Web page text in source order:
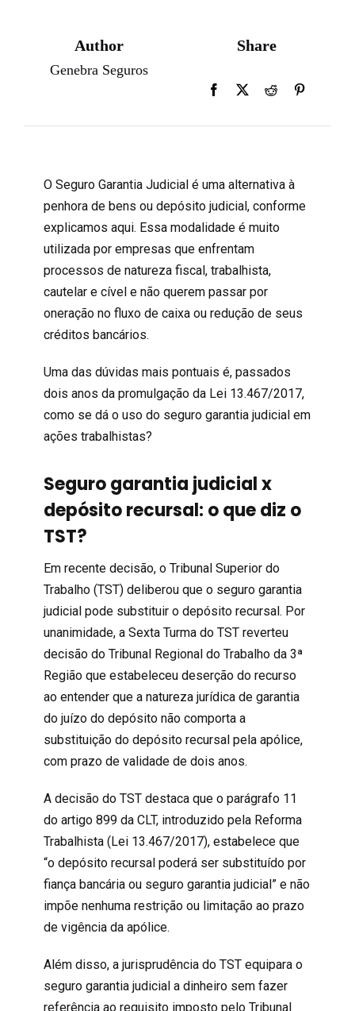
Author
Genebra Seguros
Share
O Seguro Garantia Judicial é uma alternativa à
penhora de bens ou depósito judicial, conforme
explicamos aqui. Essa modalidade é muito
utilizada por empresas que enfrentam
processos de natureza fiscal, trabalhista,
cautelar e cível e não querem passar por
oneração no fluxo de caixa ou redução de seus
créditos bancários.
Uma das dúvidas mais pontuais é, passados
dois anos da promulgação da Lei 13.467/2017,
como se dá o uso do seguro garantia judicial em
ações trabalhistas?
Seguro garantia judicial x
depósito recursal: o que diz o
TST?
Em recente decisão, o Tribunal Superior do
Trabalho (TST) deliberou que o seguro garantia
judicial pode substituir o depósito recursal. Por
unanimidade, a Sexta Turma do TST reverteu
decisão do Tribunal Regional do Trabalho da 3ª
Região que estabeleceu deserção do recurso
ao entender que a natureza jurídica de garantia
do juízo do depósito não comporta a
substituição do depósito recursal pela apólice,
com prazo de validade de dois anos.
A decisão do TST destaca que o parágrafo 11
do artigo 899 da CLT, introduzido pela Reforma
Trabalhista (Lei 13.467/2017), estabelece que
“o depósito recursal poderá ser substituído por
fiança bancária ou seguro garantia judicial” e não
impõe nenhuma restrição ou limitação ao prazo
de vigência da apólice.
Além disso, a jurisprudência do TST equipara o
seguro garantia judicial a dinheiro sem fazer
referência ao requisito imposto pelo Tribunal